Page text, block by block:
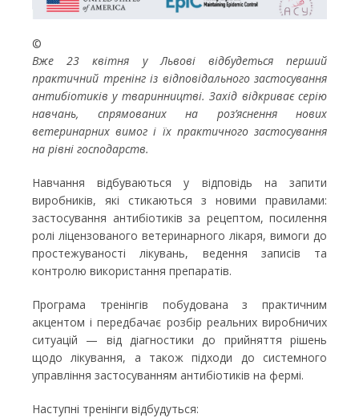
©
Вже 23 квітня у Львові відбудеться перший
практичний тренінг із відповідального застосування
антибіотиків у тваринництві. Захід відкриває серію
навчань, спрямованих на роз’яснення нових
ветеринарних вимог і їх практичного застосування
на рівні господарств.
Навчання відбуваються у відповідь на запити
виробників, які стикаються з новими правилами:
застосування антибіотиків за рецептом, посилення
ролі ліцензованого ветеринарного лікаря, вимоги до
простежуваності лікувань, ведення записів та
контролю використання препаратів.
Програма тренінгів побудована з практичним
акцентом і передбачає розбір реальних виробничих
ситуацій — від діагностики до прийняття рішень
щодо лікування, а також підходи до системного
управління застосуванням антибіотиків на фермі.
Наступні тренінги відбудуться: